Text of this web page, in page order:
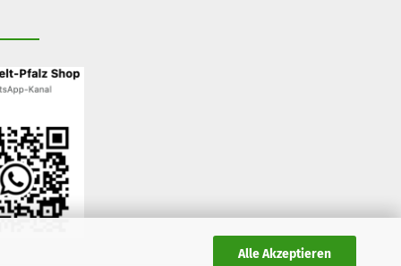
Alle Akzeptieren